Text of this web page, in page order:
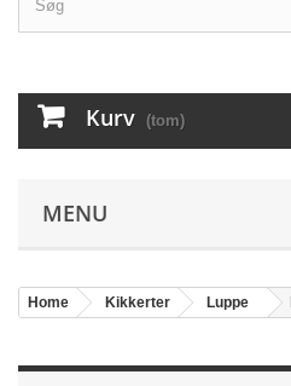
Kurv (tom)
MENU
Home Kikkerter Luppe